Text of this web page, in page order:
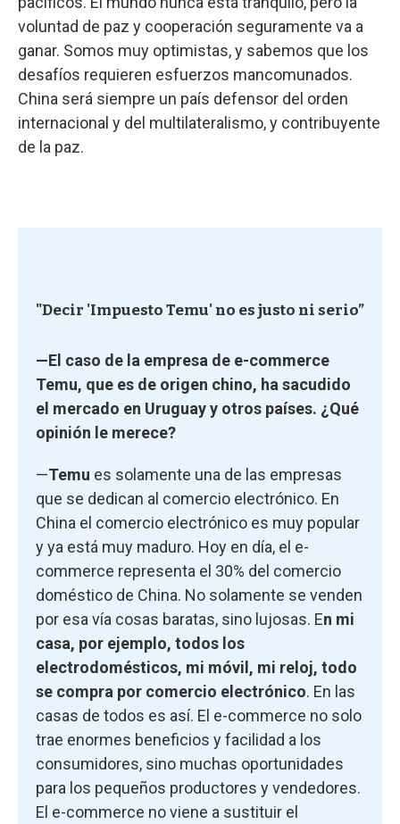
voluntad de paz y cooperación seguramente va a
ganar. Somos muy optimistas, y sabemos que los
desafíos requieren esfuerzos mancomunados.
China será siempre un país defensor del orden
internacional y del multilateralismo, y contribuyente
de la paz.
"Decir 'Impuesto Temu' no es justo ni serio”
—El caso de la empresa de e-commerce
Temu, que es de origen chino, ha sacudido
el mercado en Uruguay y otros países. ¿Qué
opinión le merece?
—Temu es solamente una de las empresas
que se dedican al comercio electrónico. En
China el comercio electrónico es muy popular
y ya está muy maduro. Hoy en día, el e-
commerce representa el 30% del comercio
doméstico de China. No solamente se venden
por esa vía cosas baratas, sino lujosas. En mi
casa, por ejemplo, todos los
electrodomésticos, mi móvil, mi reloj, todo
se compra por comercio electrónico. En las
casas de todos es así. El e-commerce no solo
trae enormes beneficios y facilidad a los
consumidores, sino muchas oportunidades
para los pequeños productores y vendedores.
El e-commerce no viene a sustituir el